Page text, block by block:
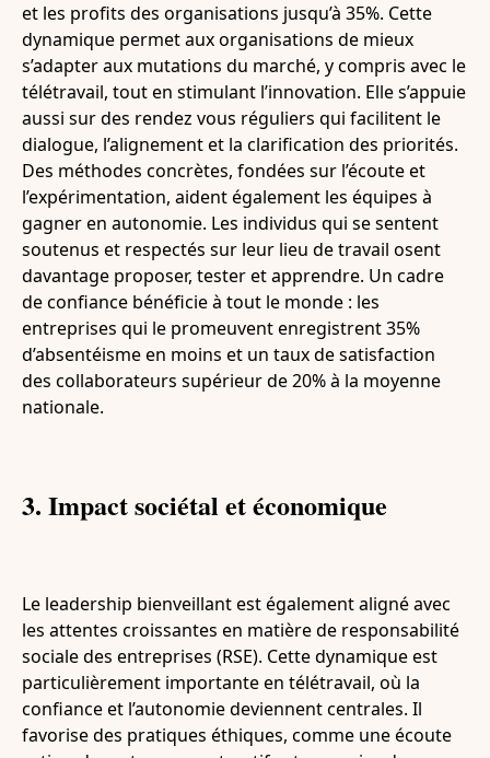
et les profits des organisations jusqu’à 35%. Cette
dynamique permet aux organisations de mieux
s’adapter aux mutations du marché, y compris avec le
télétravail, tout en stimulant l’innovation. Elle s’appuie
aussi sur des rendez vous réguliers qui facilitent le
dialogue, l’alignement et la clarification des priorités.
Des méthodes concrètes, fondées sur l’écoute et
l’expérimentation, aident également les équipes à
gagner en autonomie. Les individus qui se sentent
soutenus et respectés sur leur lieu de travail osent
davantage proposer, tester et apprendre. Un cadre
de confiance bénéficie à tout le monde : les
entreprises qui le promeuvent enregistrent 35%
d’absentéisme en moins et un taux de satisfaction
des collaborateurs supérieur de 20% à la moyenne
nationale.
3. Impact sociétal et économique
Le leadership bienveillant est également aligné avec
les attentes croissantes en matière de responsabilité
sociale des entreprises (RSE). Cette dynamique est
particulièrement importante en télétravail, où la
confiance et l’autonomie deviennent centrales. Il
favorise des pratiques éthiques, comme une écoute